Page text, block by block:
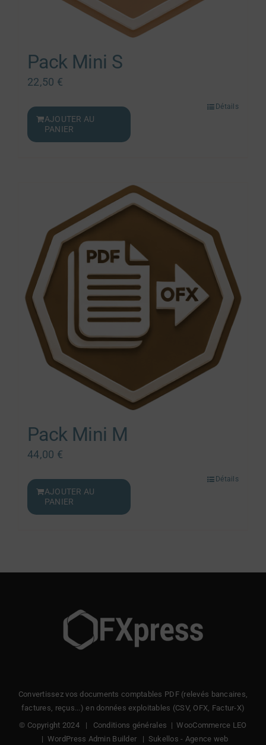
Pack Mini S
22,50 €
AJOUTER AU
PANIER
Détails
Pack Mini M
44,00 €
AJOUTER AU
PANIER
Détails
Convertissez vos documents comptables PDF (relevés bancaires,
factures, reçus...) en données exploitables (CSV, OFX, Factur-X)
© Copyright 2024 | Conditions générales |WooCommerce LEO
| WordPress Admin Builder | Sukellos - Agence web